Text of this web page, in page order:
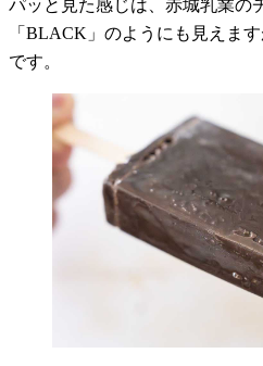
パッと見た感じは、赤城乳業の
「BLACK」のようにも見えま
です。